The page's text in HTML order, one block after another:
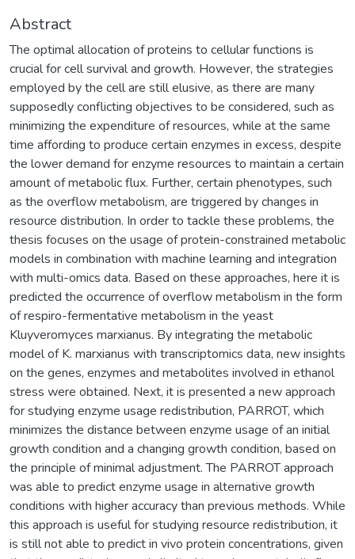
Abstract
The optimal allocation of proteins to cellular functions is
crucial for cell survival and growth. However, the strategies
employed by the cell are still elusive, as there are many
supposedly conflicting objectives to be considered, such as
minimizing the expenditure of resources, while at the same
time affording to produce certain enzymes in excess, despite
the lower demand for enzyme resources to maintain a certain
amount of metabolic flux. Further, certain phenotypes, such
as the overflow metabolism, are triggered by changes in
resource distribution. In order to tackle these problems, the
thesis focuses on the usage of protein-constrained metabolic
models in combination with machine learning and integration
with multi-omics data. Based on these approaches, here it is
predicted the occurrence of overflow metabolism in the form
of respiro-fermentative metabolism in the yeast
Kluyveromyces marxianus. By integrating the metabolic
model of K. marxianus with transcriptomics data, new insights
on the genes, enzymes and metabolites involved in ethanol
stress were obtained. Next, it is presented a new approach
for studying enzyme usage redistribution, PARROT, which
minimizes the distance between enzyme usage of an initial
growth condition and a changing growth condition, based on
the principle of minimal adjustment. The PARROT approach
was able to predict enzyme usage in alternative growth
conditions with higher accuracy than previous methods. While
this approach is useful for studying resource redistribution, it
is still not able to predict in vivo protein concentrations, given